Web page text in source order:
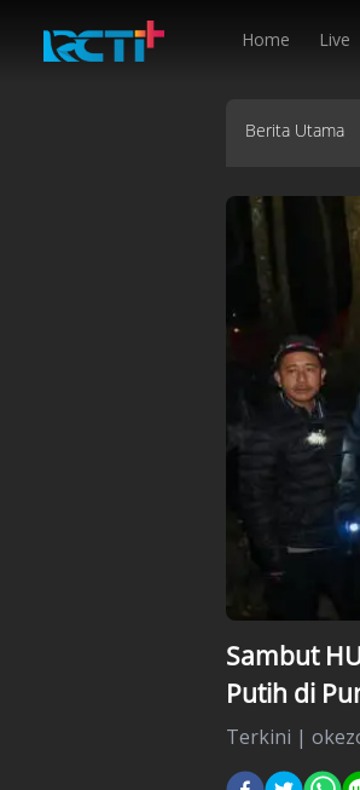
Home Live
Berita Utama
Sambut
Putih di
Terkini |